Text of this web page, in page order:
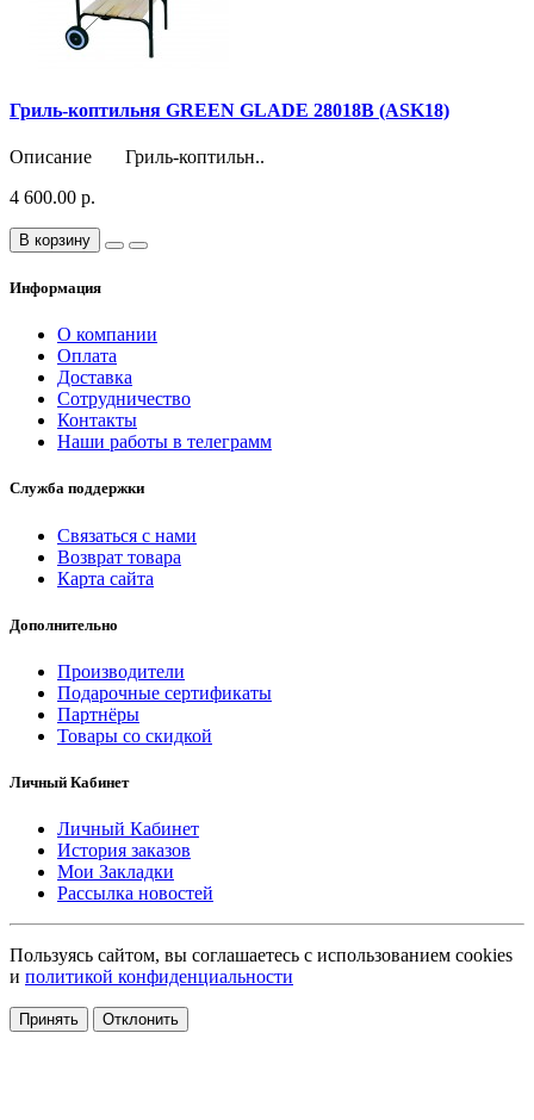
Гриль-коптильня GREEN GLADE 28018B (ASK18)
Описание Гриль-коптильн..
4 600.00 р.
В корзину
Информация
О компании
Оплата
Доставка
Сотрудничество
Контакты
Наши работы в телеграмм
Служба поддержки
Связаться с нами
Возврат товара
Карта сайта
Дополнительно
Производители
Подарочные сертификаты
Партнёры
Товары со скидкой
Личный Кабинет
Личный Кабинет
История заказов
Мои Закладки
Рассылка новостей
Пользуясь сайтом, вы соглашаетесь с использованием cookies
и политикой конфиденциальности
Принять Отклонить